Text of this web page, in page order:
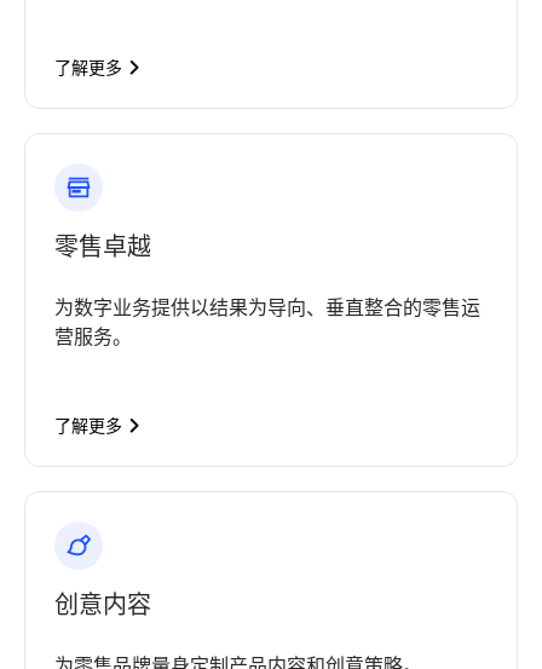
了解更多
零售卓越
为数字业务提供以结果为导向、垂直整合的零售运
营服务。
了解更多
创意内容